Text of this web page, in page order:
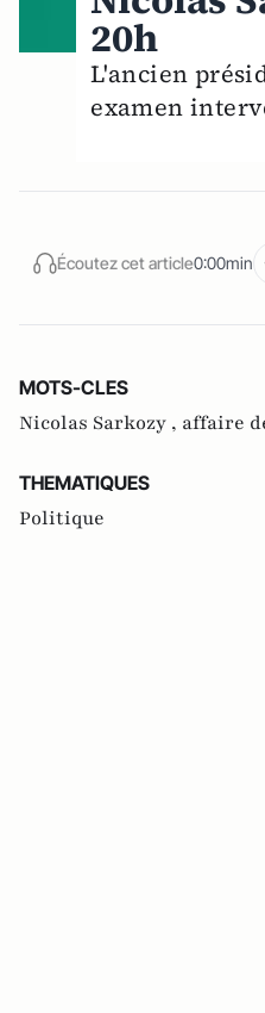
20h
L'ancien
examen
Écoutez cet article0:00min
MOTS-CLES
Nicolas Sarkozy , affaire
THEMATIQUES
Politique